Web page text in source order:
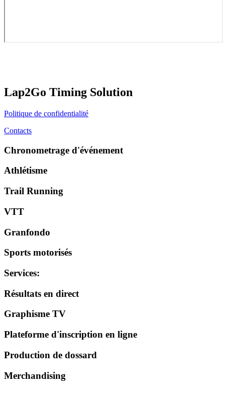
Lap2Go Timing Solution
Politique de confidentialité
Contacts
Chronometrage d'événement
Athlétisme
Trail Running
VTT
Granfondo
Sports motorisés
Services:
Résultats en direct
Graphisme TV
Plateforme d'inscription en ligne
Production de dossard
Merchandising